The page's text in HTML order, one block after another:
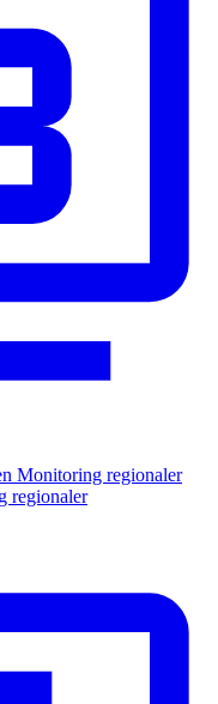
Monitoring regionaler
regionaler